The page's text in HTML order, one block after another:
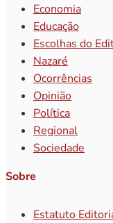
Economia
Educação
Escolhas do
Nazaré
Ocorrências
Opinião
Política
Regional
Sociedade
Sobre
Estatuto